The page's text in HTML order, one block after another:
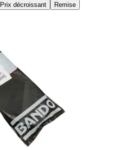
Prix décroissant Remise